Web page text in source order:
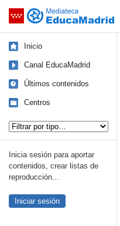
Saltar navegación
Inicio
Canal EducaMadrid
Últimos contenidos
Centros
Inicia sesión para aportar
contenidos, crear listas de
reproducción...
Iniciar sesión